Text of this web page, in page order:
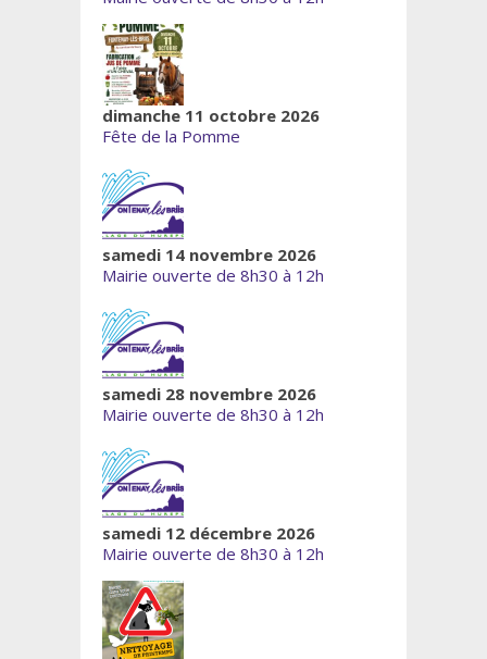
dimanche 11 octobre 2026
Fête de la Pomme
samedi 14 novembre 2026
Mairie ouverte de 8h30 à 12h
samedi 28 novembre 2026
Mairie ouverte de 8h30 à 12h
samedi 12 décembre 2026
Mairie ouverte de 8h30 à 12h